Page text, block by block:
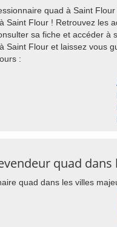
quad à Saint
Saint Flour ! Retrouvez les
sa fiche et accéder
Saint Flour et laissez vous
:
quad
quad dans les villes